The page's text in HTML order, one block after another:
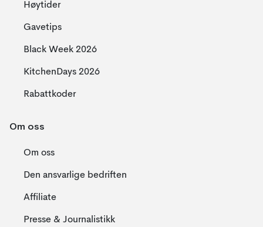
Høytider
Gavetips
Black Week 2026
KitchenDays 2026
Rabattkoder
Om oss
Om oss
Den ansvarlige bedriften
Affiliate
Presse & Journalistikk